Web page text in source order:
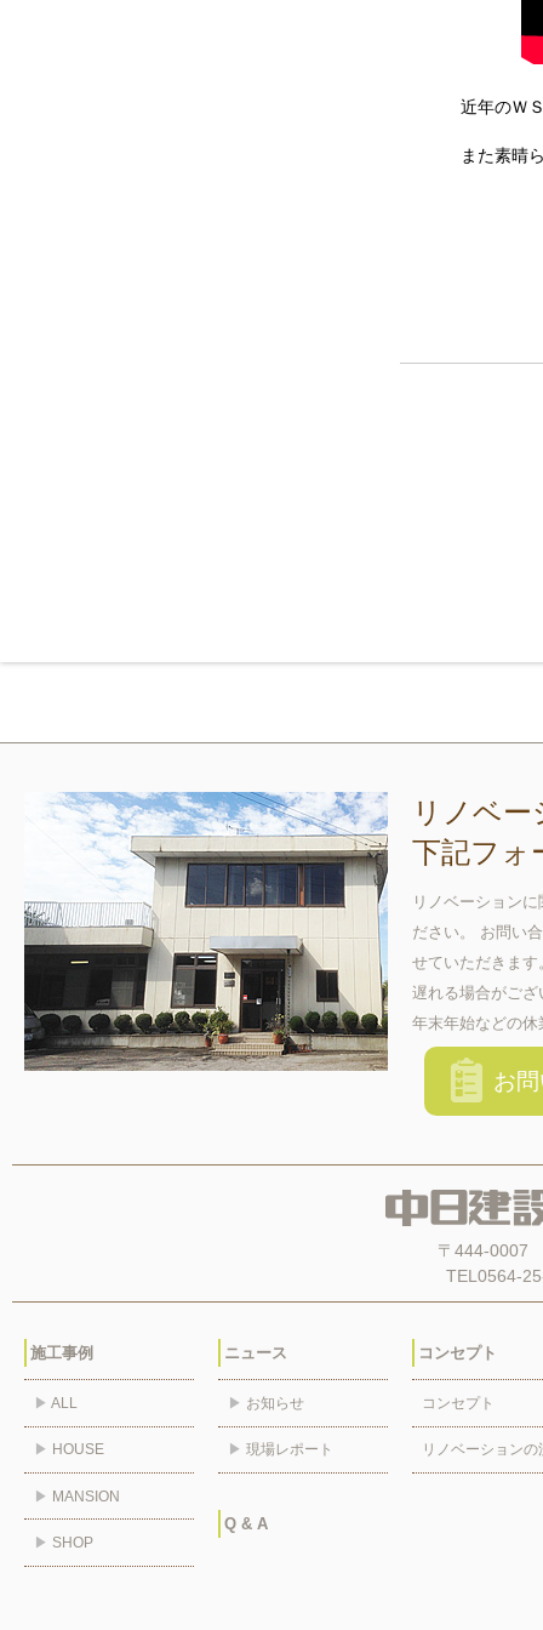
近年のＷ
また素晴
リノベ
下記フォ
リノベーション
ださい。 お問い
せていただきま
遅れる場合がござ
年末年始などの
お問
〒444-0007
TEL0564-
施工事例
▶ ALL
▶ HOUSE
▶ MANSION
▶ SHOP
ニュース
▶ お知らせ
▶ 現場レポート
Q & A
コンセプト
コンセプト
リノベーションの